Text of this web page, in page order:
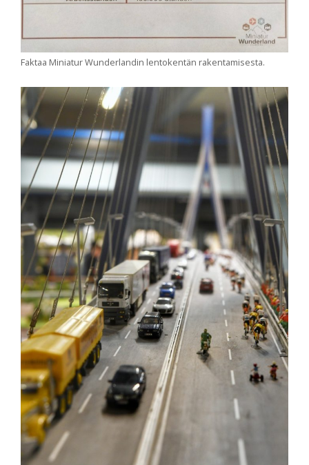
Faktaa Miniatur Wunderlandin lentokentän rakentamisesta.